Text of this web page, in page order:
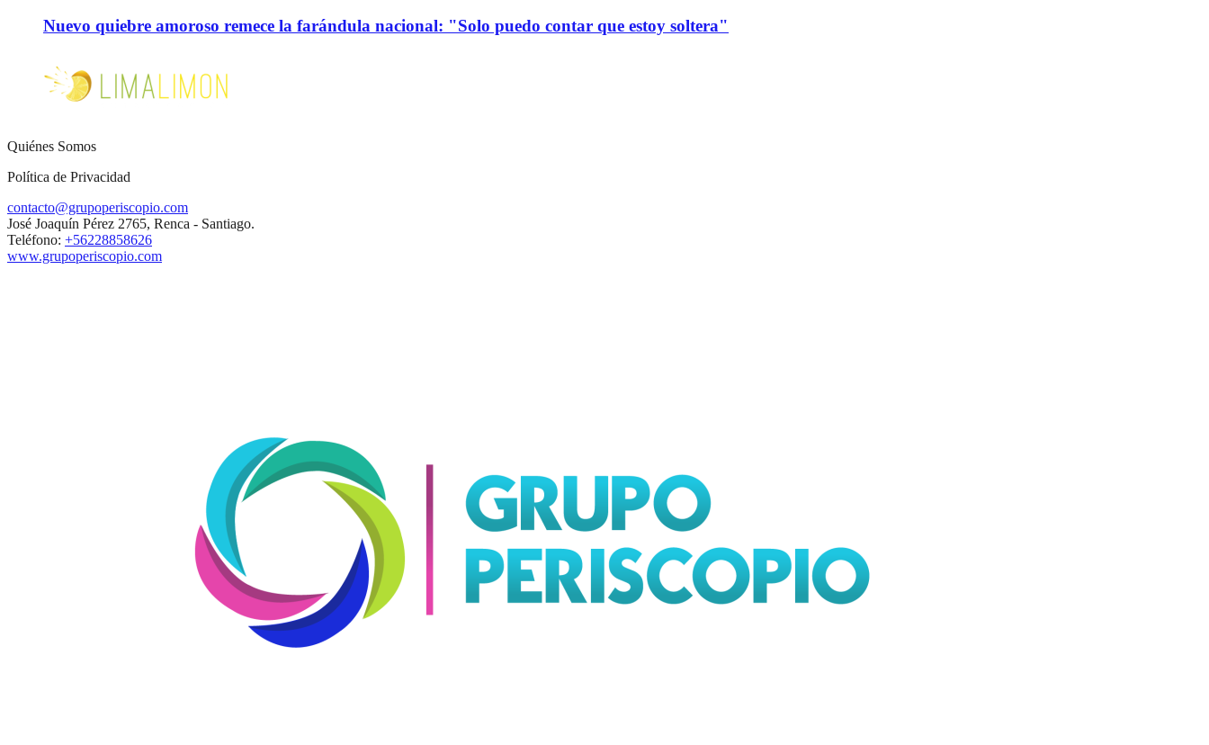
Nuevo quiebre amoroso remece la farándula nacional: "Solo puedo contar que estoy soltera"
Quiénes Somos
Política de Privacidad
contacto@grupoperiscopio.com
José Joaquín Pérez 2765, Renca - Santiago.
Teléfono: +56228858626
www.grupoperiscopio.com